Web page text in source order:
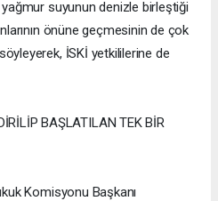
yağmur suyunun denizle birleştiği
önüne geçmesinin de çok
İSKİ yetkililerine de
BAŞLATILAN TEK BİR
Komisyonu Başkanı